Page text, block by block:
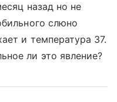
назад но не
слюно
и температура 37.
ли это явление?